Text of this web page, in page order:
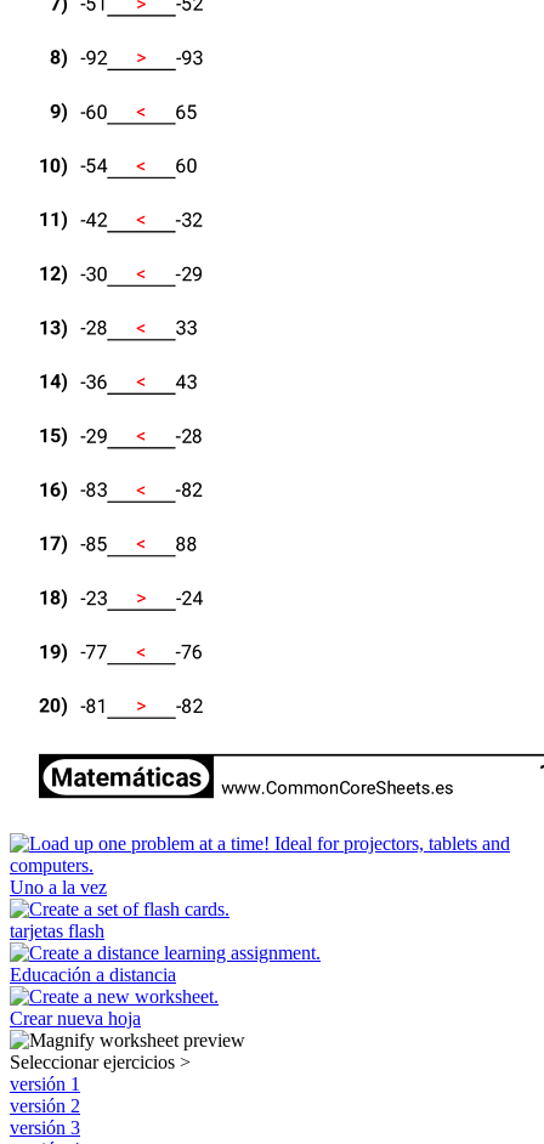
Uno a la vez
tarjetas flash
Educación a distancia
Crear nueva hoja
Seleccionar ejercicios >
versión 1
versión 2
versión 3